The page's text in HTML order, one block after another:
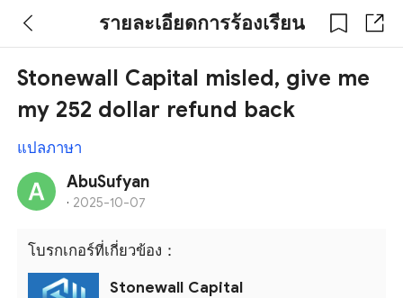
รายละเอียดการร้องเรียน
Stonewall Capital misled, give me
my 252 dollar refund back
แปลภาษา
AbuSufyan
· 2025-10-07
โบรกเกอร์ที่เกี่ยวข้อง：
Stonewall Capital